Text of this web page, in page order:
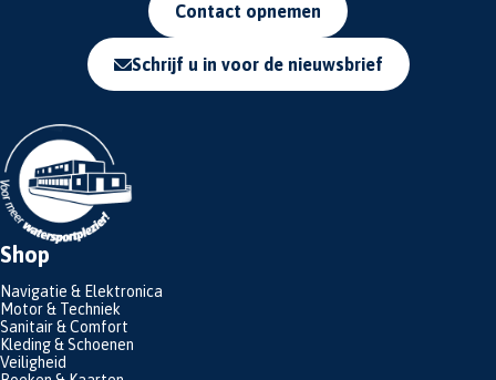
Contact opnemen
Schrijf u in voor de nieuwsbrief
Shop
Navigatie & Elektronica
Motor & Techniek
Sanitair & Comfort
Kleding & Schoenen
Veiligheid